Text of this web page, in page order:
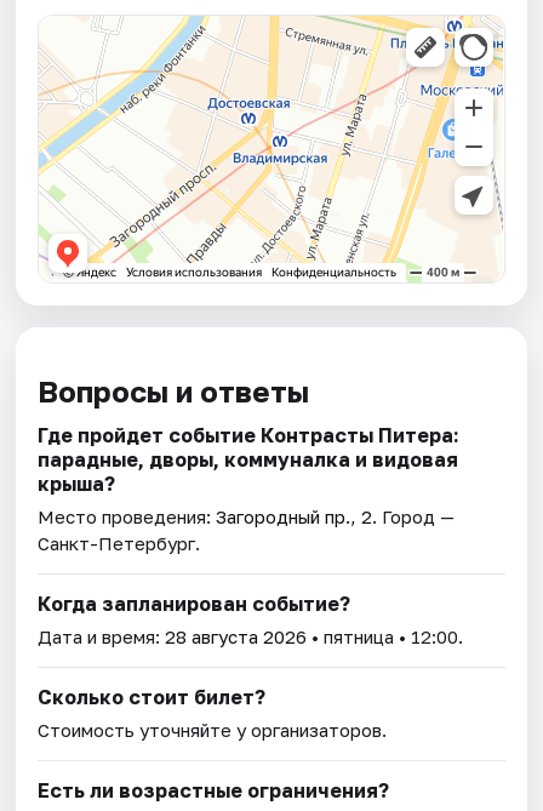
Вопросы и ответы
Где пройдет событие Контрасты Питера:
парадные, дворы, коммуналка и видовая
крыша?
Место проведения:Загородный пр., 2. Город —
Санкт-Петербург.
Когда запланирован событие?
Дата и время:28 августа 2026 • пятница • 12:00.
Сколько стоит билет?
Стоимость уточняйте у организаторов.
Есть ли возрастные ограничения?